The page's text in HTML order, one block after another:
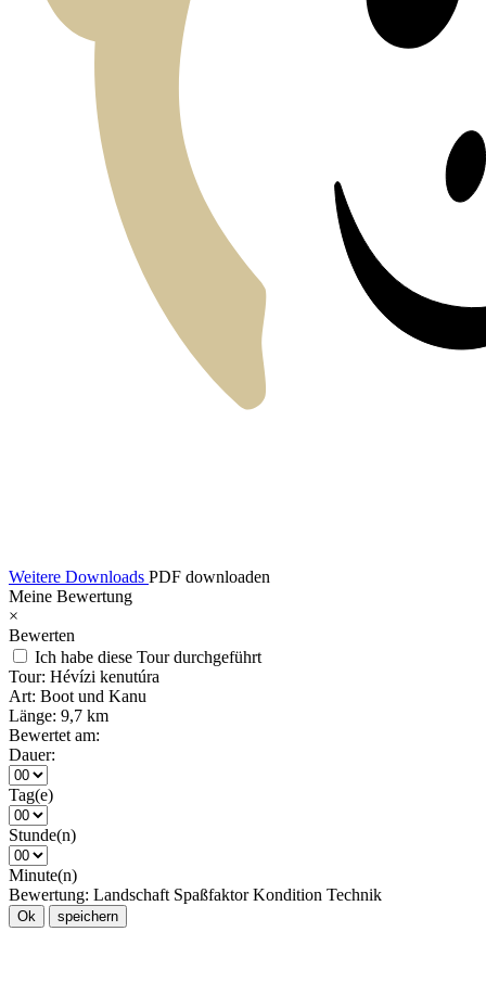
Weitere Downloads PDF downloaden
Meine Bewertung
×
Bewerten
Ich habe diese Tour durchgeführt
Tour: Hévízi kenutúra
Art: Boot und Kanu
Länge: 9,7 km
Bewertet am:
Dauer:
Tag(e)
Stunde(n)
Minute(n)
Bewertung: Landschaft Spaßfaktor Kondition Technik
Ok speichern